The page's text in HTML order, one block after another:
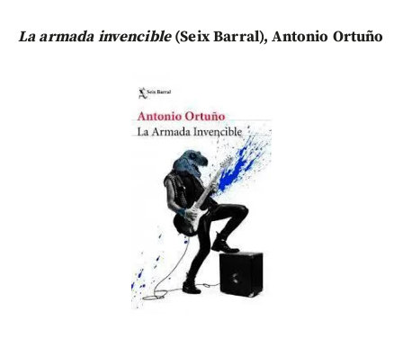
La armada invencible(Seix Barral), Antonio Ortuño